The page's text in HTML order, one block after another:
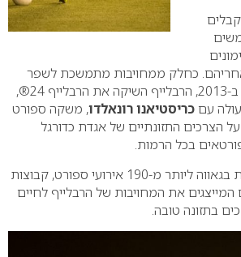
כחלק ממחויבות מתמשכת לשפר
תזונת ספורט וביצועים ב-2013, הרבלייף השיקה את הרבלייף 24®,
כריסטיאנו רונאלדו, משקה ספורט
הצרכים התזונתיים של אגדת כדורגל
בכל הרמות.
מעניקה חסות בגאווה ליותר מ-190 אירועי ספורט, קבוצות
את המחויבות של הרבלייף לחיים
בתזונה טובה.